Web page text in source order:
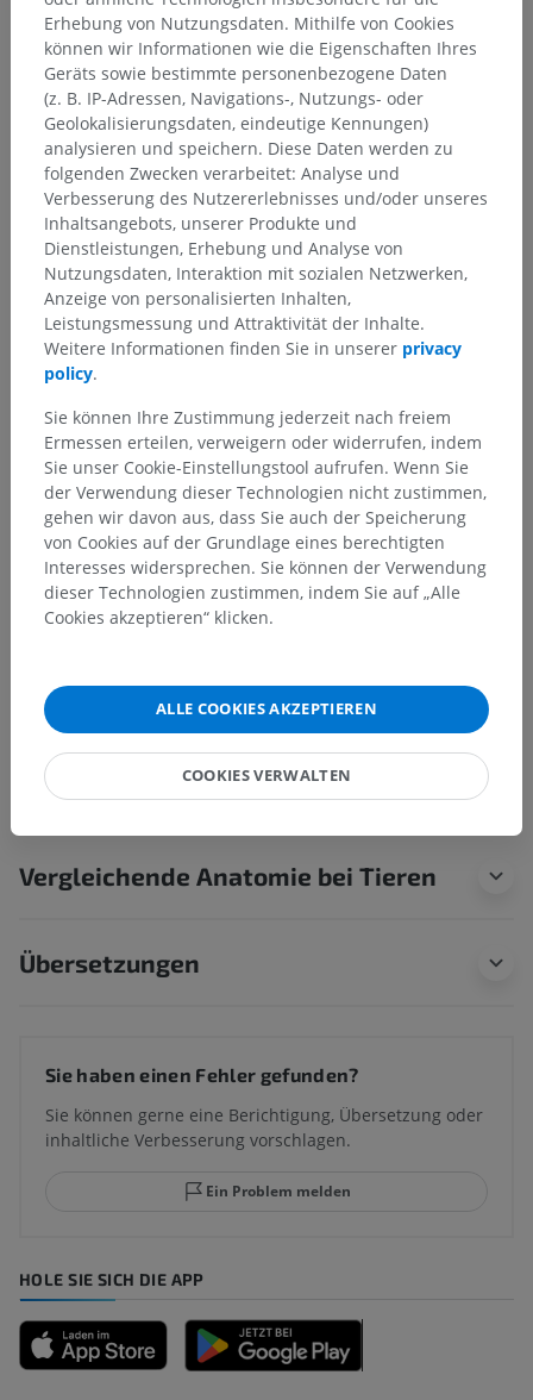
Anatomische Hierarchie
Anatomie des Menschen 2
Anatomie des Menschen 1
Systematische Anatomie>
Verbindungen der Knochenelemente; Gelenksystem
Knochengelenke der oberen Extremität>
Knochengelenke der oberen Extremität>
Gelenke der freien oberen Extremität
Darunterliegende Strukturen:
Speiche-Handwurzel-Gelenk
Interkarpalgelenke
Hohlhandkanal
Ellenkanal
Handwurzel-Mittelhand-Gelenke
Zwischenmittelhandgelenke
Vergleichende Anatomie bei Tieren
Übersetzungen
Sie haben einen Fehler gefunden?
Sie können gerne eine Berichtigung, Übersetzung oder
inhaltliche Verbesserung vorschlagen.
Ein Problem melden
HOLE SIE SICH DIE APP
Erhebung von Nutzungsdaten. Mithilfe von Cookies
können wir Informationen wie die Eigenschaften Ihres
Geräts sowie bestimmte personenbezogene Daten
(z. B. IP-Adressen, Navigations-, Nutzungs- oder
Geolokalisierungsdaten, eindeutige Kennungen)
analysieren und speichern. Diese Daten werden zu
folgenden Zwecken verarbeitet: Analyse und
Verbesserung des Nutzererlebnisses und/oder unseres
Inhaltsangebots, unserer Produkte und
Dienstleistungen, Erhebung und Analyse von
Nutzungsdaten, Interaktion mit sozialen Netzwerken,
Anzeige von personalisierten Inhalten,
Leistungsmessung und Attraktivität der Inhalte.
Weitere Informationen finden Sie in unserer privacy
policy.
Sie können Ihre Zustimmung jederzeit nach freiem
Ermessen erteilen, verweigern oder widerrufen, indem
Sie unser Cookie-Einstellungstool aufrufen. Wenn Sie
der Verwendung dieser Technologien nicht zustimmen,
gehen wir davon aus, dass Sie auch der Speicherung
von Cookies auf der Grundlage eines berechtigten
Interesses widersprechen. Sie können der Verwendung
dieser Technologien zustimmen, indem Sie auf „Alle
Cookies akzeptieren“ klicken.
ALLE COOKIES AKZEPTIEREN
COOKIES VERWALTEN